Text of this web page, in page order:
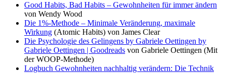
Good Habits, Bad Habits – Gewohnheiten für immer ändern
von Wendy Wood
Die 1%-Methode – Minimale Veränderung, maximale
Wirkung (Atomic Habits) von James Clear
Die Psychologie des Gelingens by Gabriele Oettingen by
Gabriele Oettingen | Goodreads von Gabriele Oettingen (Mit
der WOOP-Methode)
Logbuch Gewohnheiten nachhaltig verändern: Die Technik